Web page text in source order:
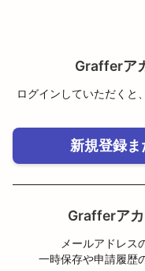
Grafferア
ログインしていただくと
新規登録
Grafferア
メールアドレス
一時保存や申請履歴